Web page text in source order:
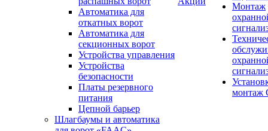
Автоматика для
откатных ворот
Автоматика для
секционных ворот
Устройства управления
Устройства
безопасности
Платы резервного
питания
Цепной барьер
Шлагбаумы и автоматика
Монтаж
монтаж